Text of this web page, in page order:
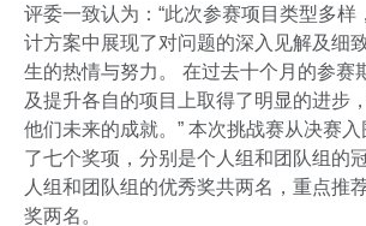
评委一致认为：“此次参赛项目类型多样
计方案中展现了对问题的深入见解及细
生的热情与努力。 在过去十个月的参赛
及提升各自的项目上取得了明显的进步
他们未来的成就。” 本次挑战赛从决赛
了七个奖项，分别是个人组和团队组的
人组和团队组的优秀奖共两名，重点推
奖两名。